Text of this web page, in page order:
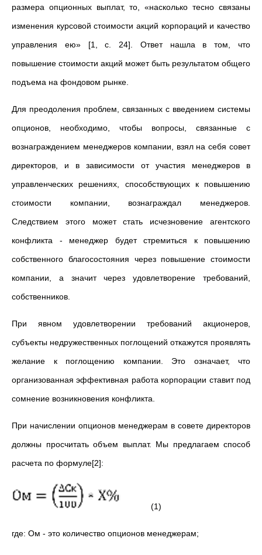
размера опционных выплат, то, «насколько тесно связаны
изменения курсовой стоимости акций корпораций и качество
управления ею» [1, с. 24]. Ответ нашла в том, что
повышение стоимости акций может быть результатом общего
подъема на фондовом рынке.
Для преодоления проблем, связанных с введением системы
опционов, необходимо, чтобы вопросы, связанные с
вознаграждением менеджеров компании, взял на себя совет
директоров, и в зависимости от участия менеджеров в
управленческих решениях, способствующих к повышению
стоимости компании, вознаграждал менеджеров.
Следствием этого может стать исчезновение агентского
конфликта - менеджер будет стремиться к повышению
собственного благосостояния через повышение стоимости
компании, а значит через удовлетворение требований,
собственников.
При явном удовлетворении требований акционеров,
субъекты недружественных поглощений откажутся проявлять
желание к поглощению компании. Это означает, что
организованная эффективная работа корпорации ставит под
сомнение возникновения конфликта.
При начислении опционов менеджерам в совете директоров
должны просчитать объем выплат. Мы предлагаем способ
расчета по формуле[2]:
(1)
где: Ом - это количество опционов менеджерам;